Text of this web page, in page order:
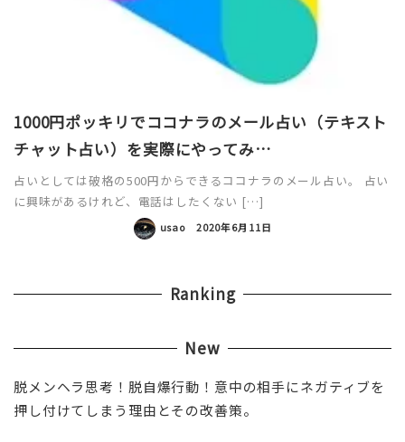
1000円ポッキリでココナラのメール占い（テキスト
チャット占い）を実際にやってみ…
占いとしては破格の500円からできるココナラのメール占い。 占い
に興味があるけれど、電話はしたくない […]
usao 2020年6月11日
Ranking
New
脱メンヘラ思考！脱自爆行動！意中の相手にネガティブを
押し付けてしまう理由とその改善策。